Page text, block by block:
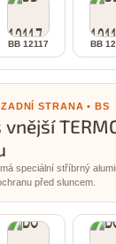
BB 12117 BB
STRANA • BS
speciální stříbrný
před sluncem.